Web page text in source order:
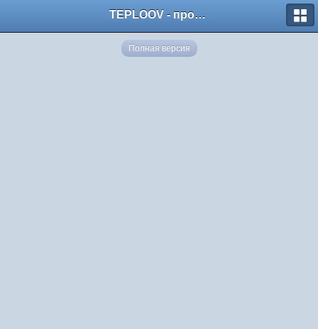
TEPLOOV - программный комплекс для расчёта систем отопления и вентиляции
Полная версия